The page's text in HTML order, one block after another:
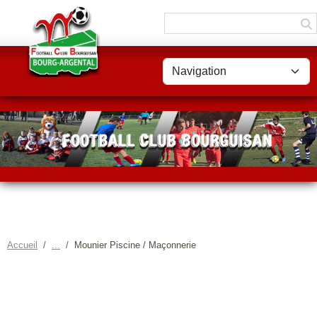
Accueil Mounier Piscine / Maçonnerie
Panneau de gestion des cookies